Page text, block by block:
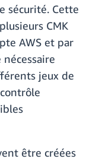
sécurité. Cette
CMK
AWS et par
jeux de
être créées